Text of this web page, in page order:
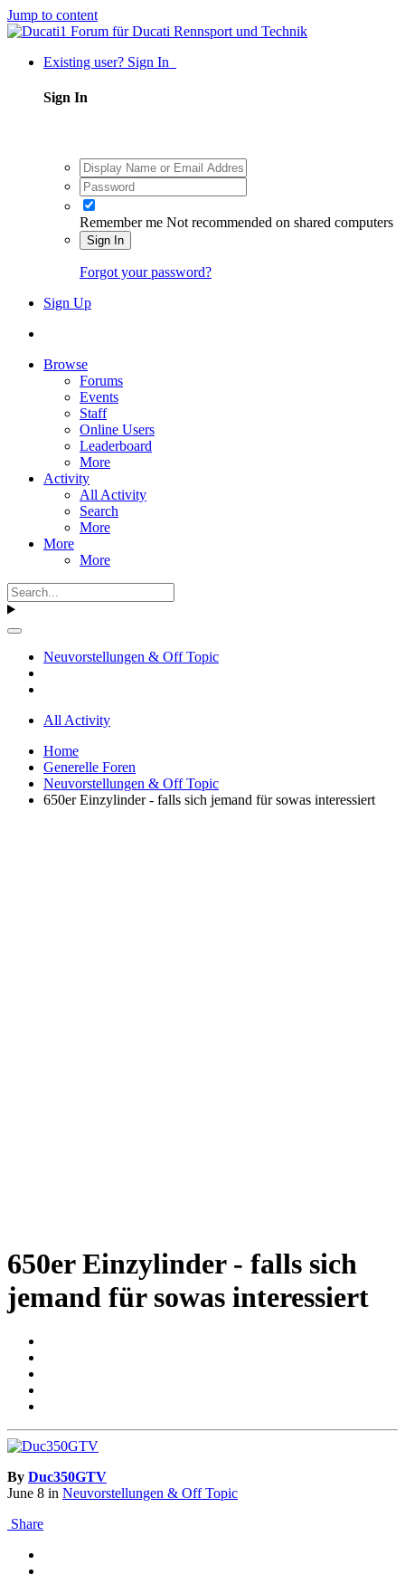
Jump to content
Existing user? Sign In
Sign In
Remember me Not recommended on shared computers
Sign In
Forgot your password?
Sign Up
Browse
Forums
Events
Staff
Online Users
Leaderboard
More
Activity
All Activity
Search
More
More
More
Neuvorstellungen & Off Topic
All Activity
Home
Generelle Foren
Neuvorstellungen & Off Topic
650er Einzylinder - falls sich jemand für sowas interessiert
650er Einzylinder - falls sich
jemand für sowas interessiert
By Duc350GTV
June 8 in Neuvorstellungen & Off Topic
Share